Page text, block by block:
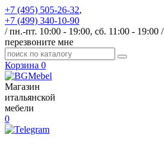
+7 (495) 505-26-32,
+7 (499) 340-10-90
/ пн.-пт. 10:00 - 19:00, сб. 11:00 - 19:00 /
перезвоните мне
Корзина 0
Магазин
итальянской
мебели
0